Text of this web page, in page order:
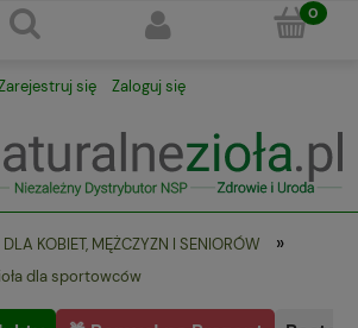
się Zaloguj się
DLA KOBIET, MĘŻCZYZN I SENIORÓW »
dla sportowców